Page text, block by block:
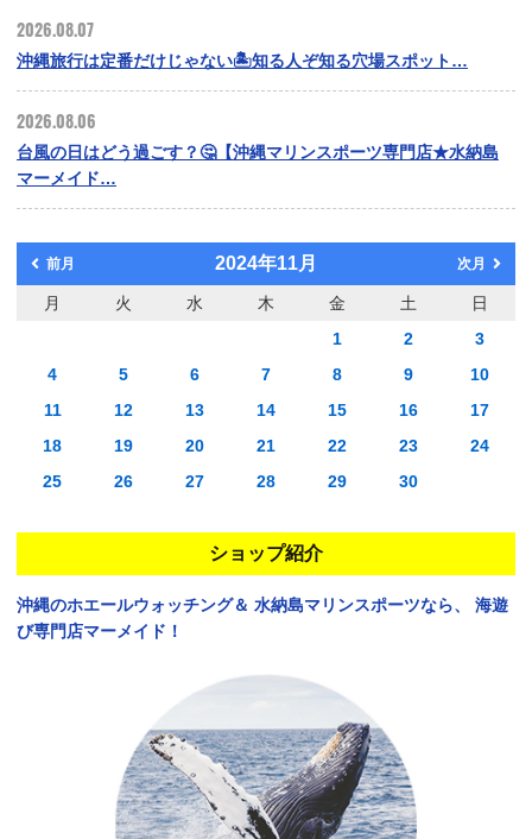
2026.08.07
沖縄旅行は定番だけじゃない🏝️知る人ぞ知る穴場スポット…
2026.08.06
台風の日はどう過ごす？🤔【沖縄マリンスポーツ専門店★水納島
マーメイド…
前月 2024年11月 次月
月 火 水 木 金 土
日
1
2
3
4
5 6 7 8 9
10
11
12 13 14 15 16
17
18
19 20 21 22 23
24
25
26 27 28 29 30
ショップ紹介
沖縄のホエールウォッチング＆ 水納島マリンスポーツなら、
海遊
び専門店マーメイド！